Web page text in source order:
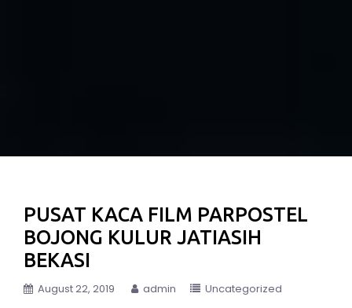
PUSAT KACA FILM PARPOSTEL
BOJONG KULUR JATIASIH
BEKASI
August 22, 2019 admin Uncategorized